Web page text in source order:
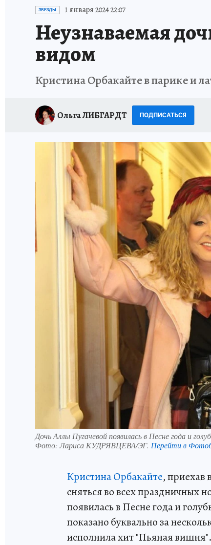
ИСПЫТАНО НА СЕБЕ
ЗВЕЗДЫ 1 января 2024 22:07
Неузнаваемая
видом
Кристина Орбакайте в парике и
Ольга ЛИБГАРДТ ПОДПИСАТЬСЯ
Дочь Аллы Пугачевой появилась в Песне года и
Фото:Лариса КУДРЯВЦЕВА/ЭГ. Перейти в
Кристина Орбакайте, приехав
сняться во всех праздничных
появилась в Песне года и
показано буквально за
исполнила хит "Пьяная вишня".